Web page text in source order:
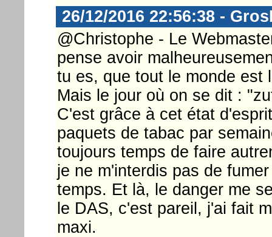
26/12/2016 22:56:38 -
@Christophe - Le
pense avoir
tu es, que tout le monde est
Mais le jour où on se dit :
C'est grâce à cet état
paquets de tabac par
toujours temps de faire
je ne m'interdis pas de
temps. Et là, le danger me
le DAS, c'est pareil, j'ai fait
maxi.